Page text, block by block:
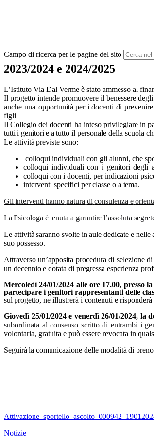
Campo di ricerca per le pagine del sito
2023/2024 e 2024/2025
L’Istituto Via Dal Verme è stato ammesso al
Il progetto intende promuovere il benessere
anche una opportunità per i docenti di prevenire
figli.
Il Collegio dei docenti ha inteso privilegiare in
tutti i genitori e a tutto il personale della scuola
Le attività previste sono:
colloqui individuali con gli alunni, che
colloqui individuali con i genitori degli
colloqui con i docenti, per indicazioni
interventi specifici per classe o a tema.
Gli interventi hanno natura di consulenza e
La Psicologa è tenuta a garantirel’assoluta
Le attività saranno svolte in aule dedicate e nelle
suo possesso.
Attraverso un’apposita procedura di selezione
un decennio e dotata di pregressa esperienza
Mercoledì 24/01/2024 alle ore 17.00, presso
partecipare i genitori rappresentanti delle
sul progetto, ne illustrerà i contenuti e
Giovedì 25/01/2024 e venerdì 26/01/2024,
subordinata al consenso scritto di entrambi i
volontaria, gratuita e può essere revocata in
Seguirà la comunicazione delle modalità di
Notizie